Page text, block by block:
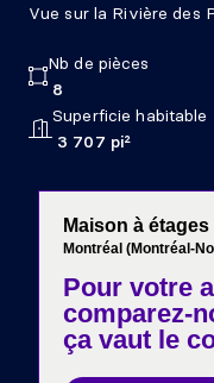
Vue sur la Rivière des
Nb de pièces
8
Superficie habitable
3 707 pi²
Maison à étages
Montréal (Montréal-
Pour votre
comparez-
ça vaut le